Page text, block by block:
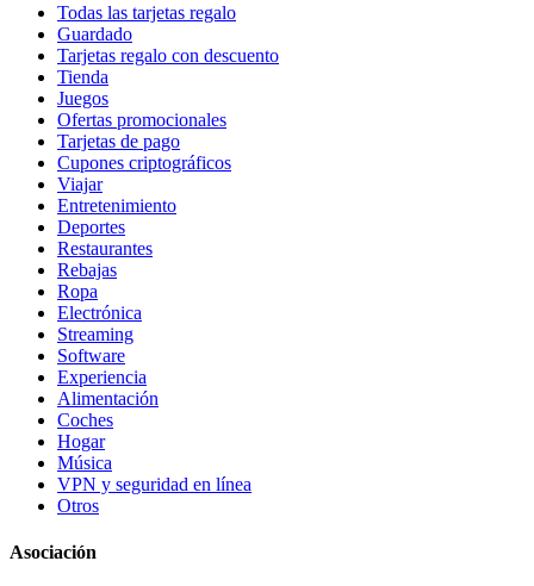
Todas las tarjetas regalo
Guardado
Tarjetas regalo con descuento
Tienda
Juegos
Ofertas promocionales
Tarjetas de pago
Cupones criptográficos
Viajar
Entretenimiento
Deportes
Restaurantes
Rebajas
Ropa
Electrónica
Streaming
Software
Experiencia
Alimentación
Coches
Hogar
Música
VPN y seguridad en línea
Otros
Asociación